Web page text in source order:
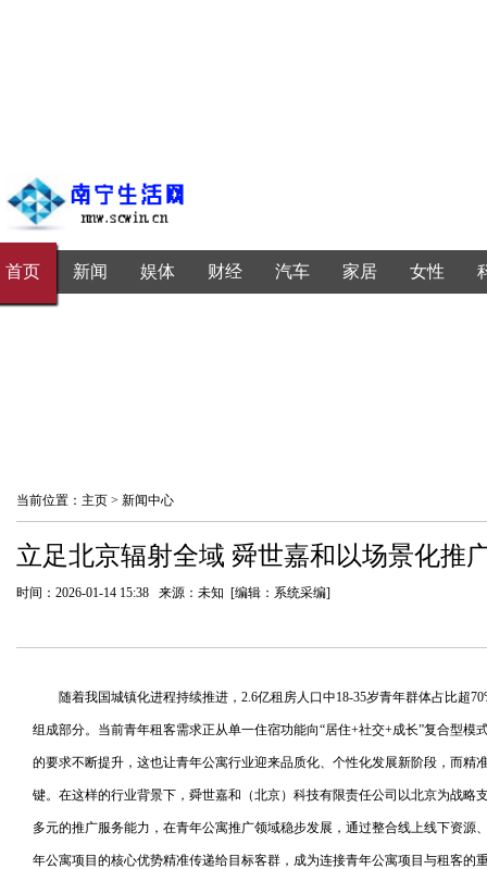
首页 新闻 娱体 财经 汽车 家居 女性
当前位置： 主页 > 新闻中心
立足北京辐射全域 舜世嘉和以场景化推
时间：2026-01-14 15:38 来源：未知 [编辑：系统采编]
随着我国城镇化进程持续推进，2.6亿租房人口中18-35岁青年群体占比超
组成部分。当前青年租客需求正从单一住宿功能向“居住+社交+成长”复合型模
的要求不断提升，这也让青年公寓行业迎来品质化、个性化发展新阶段，而精
键。在这样的行业背景下，舜世嘉和（北京）科技有限责任公司以北京为战略
多元的推广服务能力，在青年公寓推广领域稳步发展，通过整合线上线下资源
年公寓项目的核心优势精准传递给目标客群，成为连接青年公寓项目与租客的